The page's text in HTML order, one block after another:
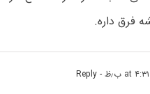
فرق داره.
- Reply